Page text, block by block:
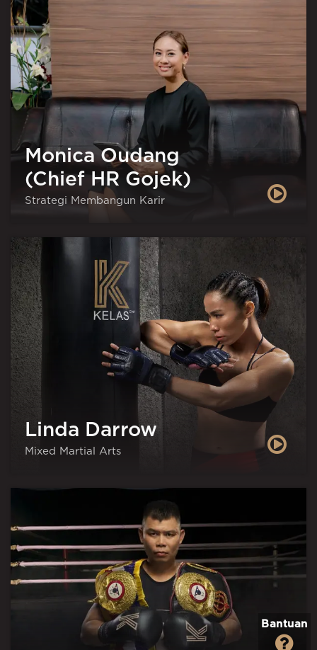
Monica Oudang
(Chief HR Gojek)
Strategi Membangun Karir
Linda Darrow
Mixed Martial Arts
Bantuan